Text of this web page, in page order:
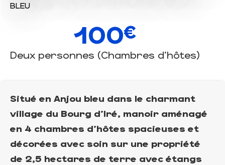
BLEU
100€
Deux personnes (Chambres d'hôtes)
Situé en Anjou bleu dans le charmant
village du Bourg d'Iré, manoir aménagé
en 4 chambres d'hôtes spacieuses et
décorées avec soin sur une propriété
de 2,5 hectares de terre avec étangs